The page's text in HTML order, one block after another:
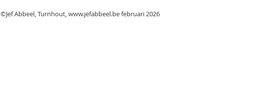
©Jef Abbeel, Turnhout, www.jefabbeel.be februari 2026